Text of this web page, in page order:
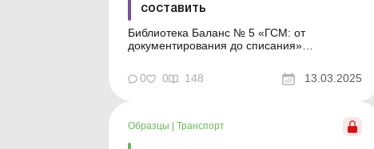
составить
Библиотека Баланс № 5 «ГСМ: от
документирования до списания»
документальных проверок придирчиво
типовой форме. Однако с тех пор прошло
мног...
0 0 148 13.03.2025
Образцы Транспорт